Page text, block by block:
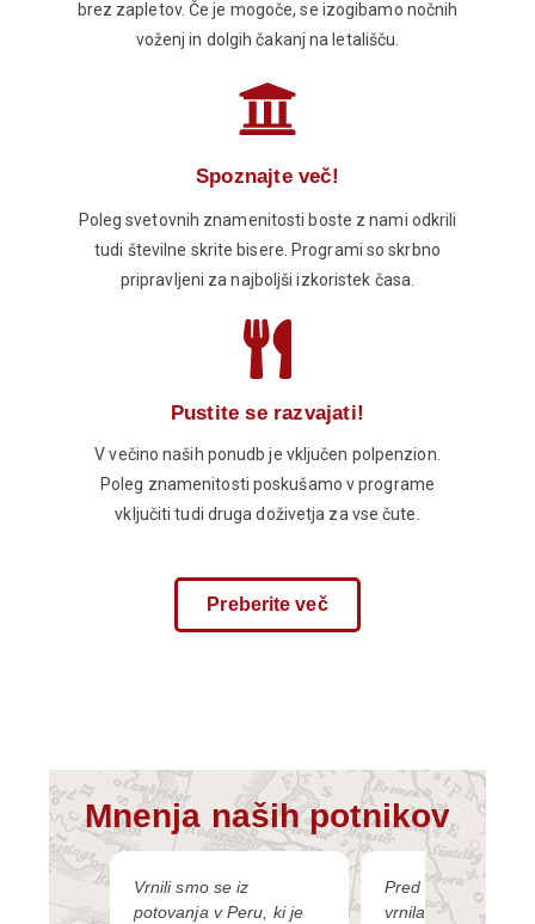
brez zapletov. Če je mogoče, se izogibamo nočnih
voženj in dolgih čakanj na letališču.
Spoznajte več!
Poleg svetovnih znamenitosti boste z nami odkrili
tudi številne skrite bisere. Programi so skrbno
pripravljeni za najboljši izkoristek časa.
Pustite se razvajati!
V večino naših ponudb je vključen polpenzion.
Poleg znamenitosti poskušamo v programe
vključiti tudi druga doživetja za vse čute.
Preberite več
Mnenja naših potnikov
Vrnili smo se iz
potovanja v Peru, ki je
Pred kratkim sem
vrnila iz potovanja